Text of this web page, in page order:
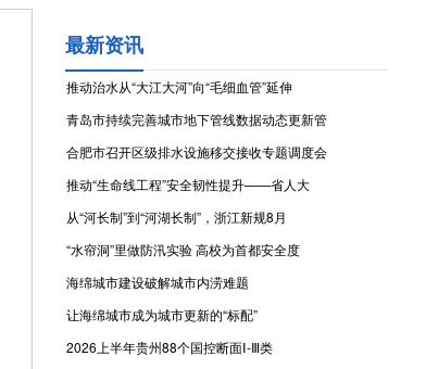
最新资讯
推动治水从“大江大河”向“毛细血管”延伸
青岛市持续完善城市地下管线数据动态更新管
合肥市召开区级排水设施移交接收专题调度会
推动“生命线工程”安全韧性提升——省人大
从“河长制”到“河湖长制”，浙江新规8月
“水帘洞”里做防汛实验 高校为首都安全度
海绵城市建设破解城市内涝难题
让海绵城市成为城市更新的“标配”
2026上半年贵州88个国控断面Ⅰ-Ⅲ类